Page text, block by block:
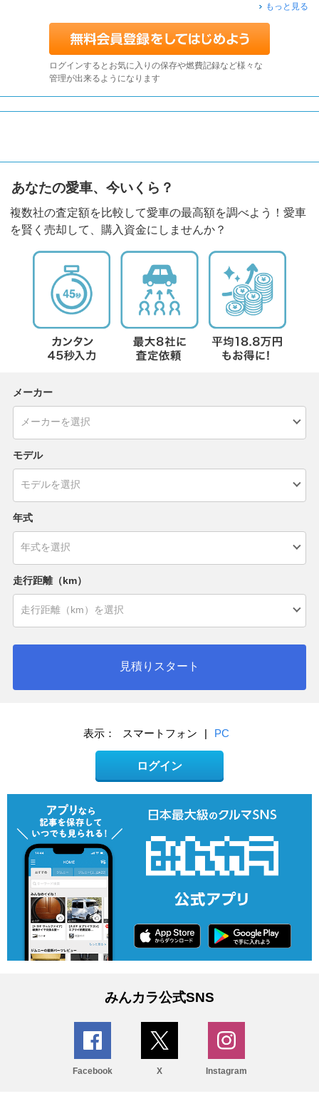
もっと見る
ログインするとお気に入りの保存や燃費記録など様々な
管理が出来るようになります
あなたの愛車、今いくら？
複数社の査定額を比較して愛車の最高額を調べよう！愛車
を賢く売却して、購入資金にしませんか？
メーカー
モデル
年式
走行距離（km）
見積りスタート
表示： スマートフォン | PC
ログイン
みんカラ公式SNS
Facebook X Instagram